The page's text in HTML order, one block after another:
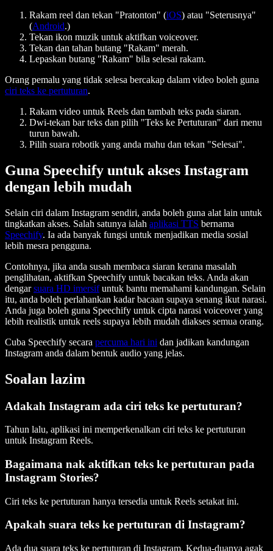
Rakam reel dan tekan "Pratonton" (iOS) atau "Seterusnya"
(Android.)
Tekan ikon muzik untuk aktifkan voiceover.
Tekan dan tahan butang "Rakam" merah.
Lepaskan butang "Rakam" bila selesai rakam.
Orang pemalu yang tidak selesa bercakap dalam video boleh guna
ciri teks ke pertuturan.
Rakam video untuk Reels dan tambah teks pada siaran.
Dwi-tekan bar teks dan pilih "Teks ke Pertuturan" dari menu
turun bawah.
Pilih suara robotik yang anda mahu dan tekan "Selesai".
Guna Speechify untuk akses Instagram
dengan lebih mudah
Selain ciri dalam Instagram sendiri, anda boleh guna alat lain untuk
tingkatkan akses. Salah satunya ialah aplikasi TTS bernama
Speechify. Ia ada banyak fungsi untuk menjadikan media sosial
lebih mesra pengguna.
Contohnya, jika anda susah membaca siaran kerana masalah
penglihatan, aktifkan Speechify untuk bacakan teks. Anda akan
dengarsuara HD imersifuntuk bantu memahami kandungan. Selain
itu, anda boleh perlahankan kadar bacaan supaya senang ikut narasi.
Anda juga boleh guna Speechify untuk cipta narasi voiceover yang
lebih realistik untuk reels supaya lebih mudah diakses semua orang.
Cuba Speechify secara percuma hari ini dan jadikan kandungan
Instagram anda dalam bentuk audio yang jelas.
Soalan lazim
Adakah Instagram ada ciri teks ke pertuturan?
Tahun lalu, aplikasi ini memperkenalkan ciri teks ke pertuturan
untuk Instagram Reels.
Bagaimana nak aktifkan teks ke pertuturan pada
Instagram Stories?
Ciri teks ke pertuturan hanya tersedia untuk Reels setakat ini.
Apakah suara teks ke pertuturan di Instagram?
Ada dua suara teks ke pertuturan di Instagram. Kedua-duanya agak